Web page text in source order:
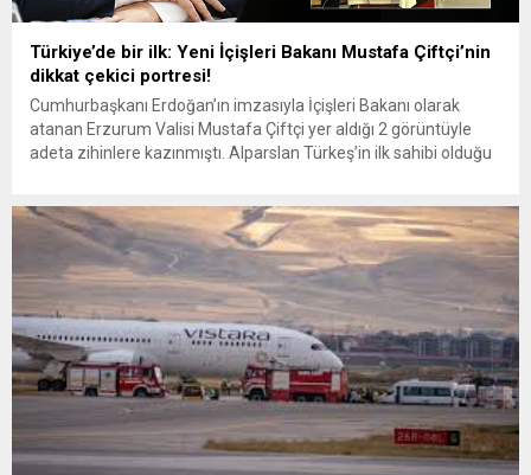
Türkiye’de bir ilk: Yeni İçişleri Bakanı Mustafa Çiftçi’nin
dikkat çekici portresi!
Cumhurbaşkanı Erdoğan’ın imzasıyla İçişleri Bakanı olarak
atanan Erzurum Valisi Mustafa Çiftçi yer aldığı 2 görüntüyle
adeta zihinlere kazınmıştı. Alparslan Türkeş’in ilk sahibi olduğu
konuşulurken, 2024 yılında düzenlenen Hafız Kal
Yarışması’ndaki 15 cüz kategorisinde Türkiye Birincisi olduğu...